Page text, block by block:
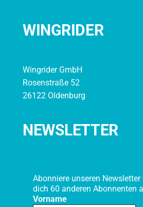
WINGRIDER
Wingrider GmbH
Rosenstraße 52
26122 Oldenburg
NEWSLETTER
Abonniere unseren
dich 60 anderen Abonnenten
Vorname